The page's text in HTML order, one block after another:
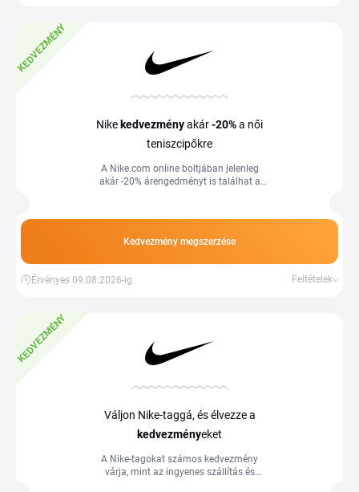
KEDVEZMÉNY
Nike kedvezményakár-20%a női
teniszcipőkre
A Nike.com online boltjában jelenleg
akár -20% árengedményt is találhat a
Kedvezmény megszerzése
Érvényes 09.08.2026-ig Feltételek
KEDVEZMÉNY
Váljon Nike-taggá, és élvezze a
kedvezményeket
A Nike-tagokat számos kedvezmény
várja, mint az ingyenes szállítás és